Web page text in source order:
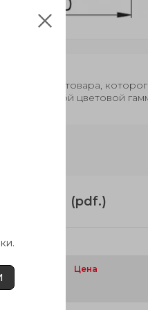
поставки товара,
в базовой цветовой
(pdf.)
Цена